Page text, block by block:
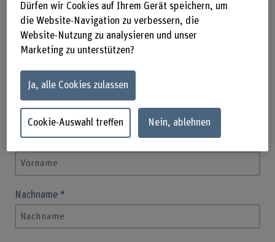
Adressänderung
Anrede
Nachname *
Dürfen wir Cookies auf Ihrem Gerät speichern, um
die Website-Navigation zu verbessern, die
Website-Nutzung zu analysieren und unser
Marketing zu unterstützen?
Ja, alle Cookies zulassen
Cookie-Auswahl treffen Nein, ablehnen